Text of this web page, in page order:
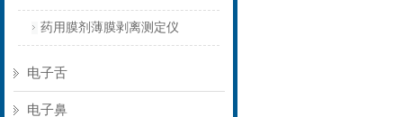
药用膜剂薄膜剥离测定仪
电子舌
电子鼻